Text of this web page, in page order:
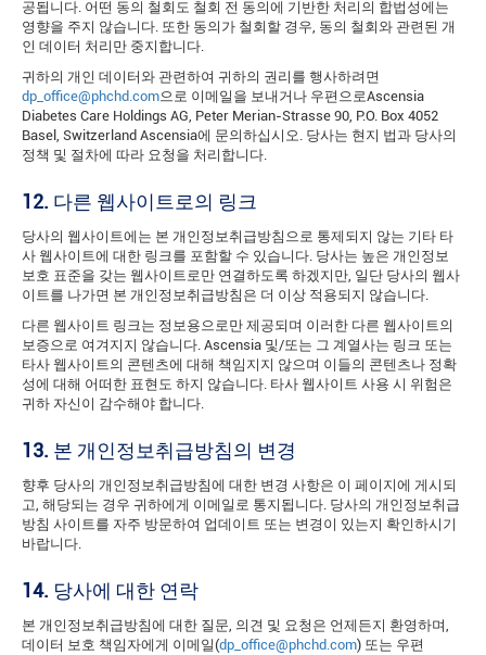
공됩니다. 어떤 동의 철회도 철회 전 동의에 기반한 처리의 합법성에는
영향을 주지 않습니다. 또한 동의가 철회할 경우, 동의 철회와 관련된 개
인 데이터 처리만 중지합니다.
귀하의 개인 데이터와 관련하여 귀하의 권리를 행사하려면
dp_office@phchd.com으로 이메일을 보내거나 우편으로Ascensia
Diabetes Care Holdings AG, Peter Merian-Strasse 90, P.O. Box 4052
Basel, Switzerland Ascensia에 문의하십시오. 당사는 현지 법과 당사의
정책 및 절차에 따라 요청을 처리합니다.
12. 다른 웹사이트로의 링크
당사의 웹사이트에는 본 개인정보취급방침으로 통제되지 않는 기타 타
사 웹사이트에 대한 링크를 포함할 수 있습니다. 당사는 높은 개인정보
보호 표준을 갖는 웹사이트로만 연결하도록 하겠지만, 일단 당사의 웹사
이트를 나가면 본 개인정보취급방침은 더 이상 적용되지 않습니다.
다른 웹사이트 링크는 정보용으로만 제공되며 이러한 다른 웹사이트의
보증으로 여겨지지 않습니다. Ascensia 및/또는 그 계열사는 링크 또는
타사 웹사이트의 콘텐츠에 대해 책임지지 않으며 이들의 콘텐츠나 정확
성에 대해 어떠한 표현도 하지 않습니다. 타사 웹사이트 사용 시 위험은
귀하 자신이 감수해야 합니다.
13. 본 개인정보취급방침의 변경
향후 당사의 개인정보취급방침에 대한 변경 사항은 이 페이지에 게시되
고, 해당되는 경우 귀하에게 이메일로 통지됩니다. 당사의 개인정보취급
방침 사이트를 자주 방문하여 업데이트 또는 변경이 있는지 확인하시기
바랍니다.
14. 당사에 대한 연락
본 개인정보취급방침에 대한 질문, 의견 및 요청은 언제든지 환영하며,
데이터 보호 책임자에게 이메일(dp_office@phchd.com) 또는 우편